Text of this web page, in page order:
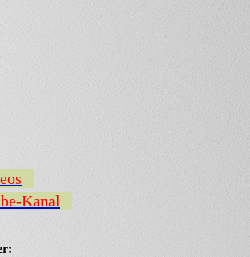
Kanal